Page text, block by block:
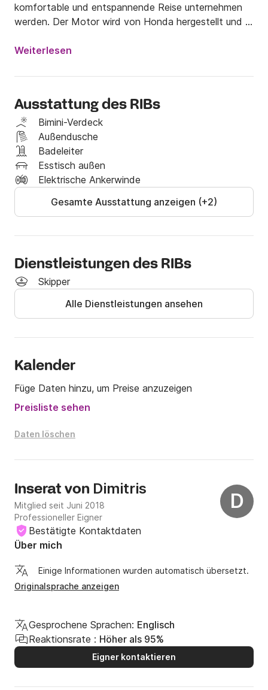
komfortable und entspannende Reise unternehmen
werden. Der Motor wird von Honda hergestellt und
zweitgrößten Handelshafen in Griechenland. Es ist
Sie keine Insel besuchen möchten, können Sie
einfach nach Süden fahren und den bezaubernden
westlichen Peloponnes sehen. Zuerst begegnen Sie
dem Strand von Zaharo, der sich über endlose
Kilometer erstreckt. Wenn Sie weiter in den Süden
fahren, finden Sie Kyparissia, Methoni und Pylos,
- Skipper & Gastgeberin
- Snack, Wein, Säfte, Wasser
Zögern Sie nicht, uns unter Click&Boat mehr zu
Weiterlesen
Ausstattung des RIBs
Bimini-Verdeck
Außendusche
Badeleiter
Esstisch außen
Elektrische Ankerwinde
Gesamte Ausstattung anzeigen (+2)
Dienstleistungen des RIBs
Skipper
Alle Dienstleistungen ansehen
Kalender
Füge Daten hinzu, um Preise anzuzeigen
Preisliste sehen
Daten löschen
D
Inserat von Dimitris
Mitglied seit Juni 2018
Professioneller Eigner
Bestätigte Kontaktdaten
Über mich
Einige Informationen wurden automatisch übersetzt.
Originalsprache anzeigen
Gesprochene Sprachen: Englisch
Reaktionsrate : Höher als 95%
Eigner kontaktieren